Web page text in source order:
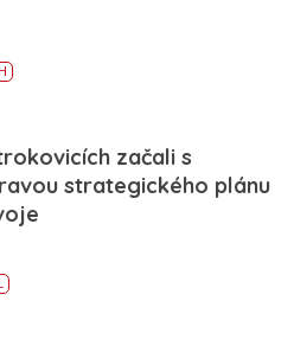
začali s
strategického plánu